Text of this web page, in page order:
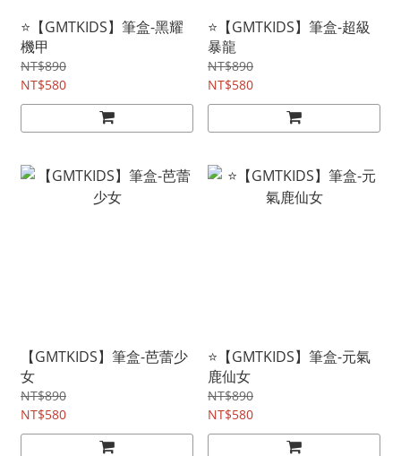
⭐【GMTKIDS】筆盒-黑耀
機甲
NT$890
NT$580
⭐【GMTKIDS】筆盒-超級
暴龍
NT$890
NT$580
【GMTKIDS】筆盒-芭蕾少
女
NT$890
NT$580
⭐【GMTKIDS】筆盒-元氣
鹿仙女
NT$890
NT$580